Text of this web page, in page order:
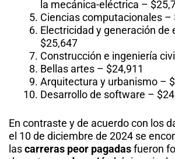
la mecánica-eléctrica –
Ciencias computacionales –
Electricidad y generación de
$25,647
Construcción e ingeniería
Bellas artes – $24,911
Arquitectura y urbanismo –
Desarrollo de software –
En contraste y de acuerdo con los
el 10 de diciembre de 2024 se
lascarreras peor pagadasfueron